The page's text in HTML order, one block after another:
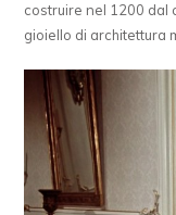
costruire nel 1200 dal
gioiello di architettura